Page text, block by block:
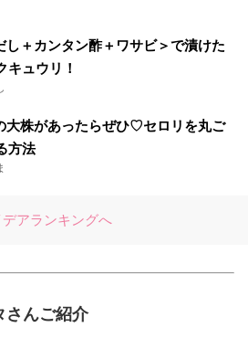
し＋カンタン酢＋ワサビ＞で漬けた
キュウリ！
大株があったらぜひ♡セロリを丸ご
方法
デアランキングへ
さんご紹介